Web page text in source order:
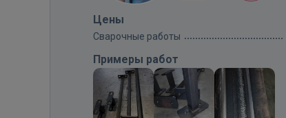
Цены
Сварочные работы
Примеры работ